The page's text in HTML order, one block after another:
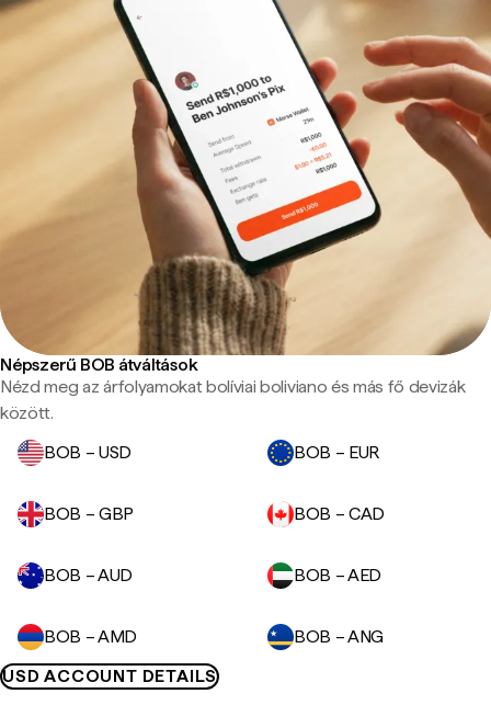
Népszerű BOB átváltások
Nézd meg az árfolyamokat bolíviai boliviano és más fő devizák
között.
BOB – USD
BOB – EUR
BOB – GBP BOB – CAD
BOB – AUD BOB – AED
BOB – AMD
BOB – ANG
USD ACCOUNT DETAILS